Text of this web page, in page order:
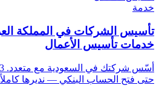
خدمة
تأسيس الشركات في المملكة
خدمات تأسيس الأعمال
حتى فتح الحساب البنكي — نديرها